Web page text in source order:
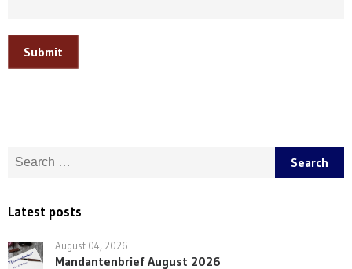
Submit
Search for:
Latest posts
August 04, 2026
Mandantenbrief August 2026